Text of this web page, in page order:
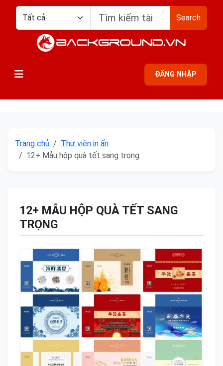
Search
ĐĂNG NHẬP
Trang chủ
Thư viện in ấn
12+ Mẫu hộp quà tết sang trọng
12+ MẪU HỘP QUÀ TẾT SANG
TRỌNG